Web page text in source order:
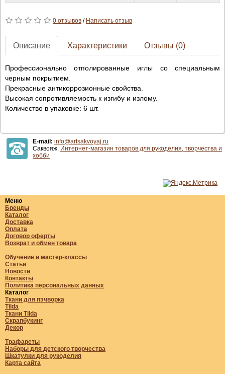
0 отзывов/ Написать отзыв
Описание Характеристики Отзывы (0)
Профессионально отполированные иглы со специальным
черным покрытием.
Прекрасные антикоррозионные свойства.
Высокая сопротивляемость к изгибу и излому.
Количество в упаковке: 6 шт.
E-mail: info@artsakvoyaj.ru
Саквояж. Интернет-магазин товаров для рукоделия, творчества и
хобби
Меню
Бренды
Каталог
Доставка
Оплата
Договор оферты
Возврат и обмен товара
Обучение и мастер-классы
Статьи
Новости
Контакты
Политика персональных данных
Каталог
Ткани для пэчворка
Tilda
Ткани Tilda
Скрапбукинг
Декор
Трафареты
Наборы для детского творчества
Шкатулки для рукоделия
Карта сайта